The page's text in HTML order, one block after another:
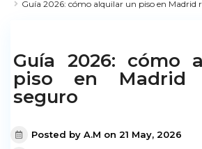
Guía 2026: cómo alquilar un piso en Madrid
Guía 2026: cómo
piso en Madrid
seguro
Posted by A.M on 21 May, 2026